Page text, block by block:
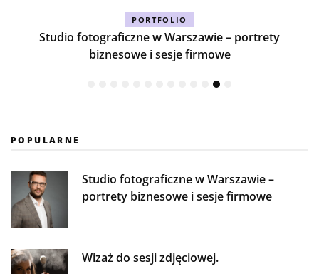
PORTFOLIO
Studio fotograficzne w Warszawie – portrety
biznesowe i sesje firmowe
POPULARNE
Studio fotograficzne w Warszawie –
portrety biznesowe i sesje firmowe
Wizaż do sesji zdjęciowej.